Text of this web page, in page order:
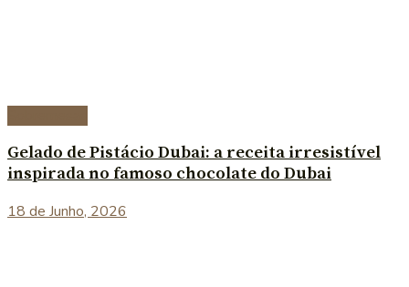
Gelado de Pistácio Dubai: a receita irresistível
inspirada no famoso chocolate do Dubai
18 de Junho, 2026